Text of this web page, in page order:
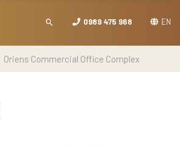
0989 475 968 EN
Oriens Commercial Office Complex